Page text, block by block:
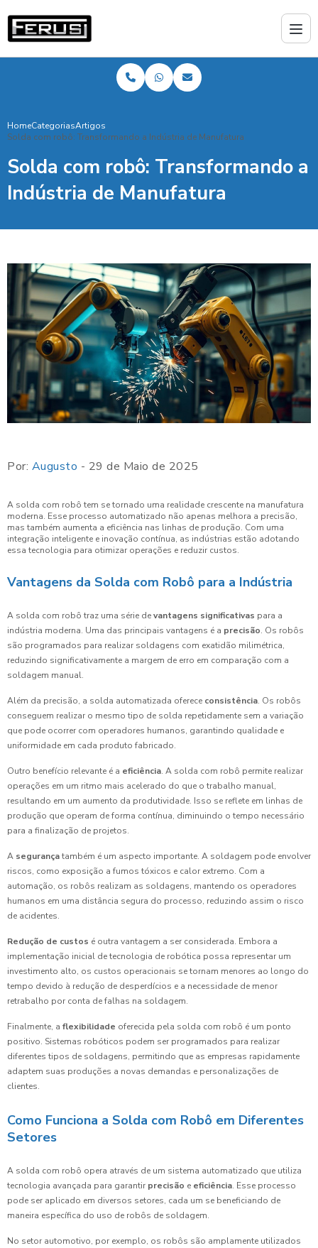
HomeCategoriasArtigos
Solda com robô: Transformando a Indústria de Manufatura
Solda com robô: Transformando a
Indústria de Manufatura
Por: Augusto - 29 de Maio de 2025
A solda com robô tem se tornado uma realidade crescente na manufatura
moderna. Esse processo automatizado não apenas melhora a precisão,
mas também aumenta a eficiência nas linhas de produção. Com uma
integração inteligente e inovação contínua, as indústrias estão adotando
essa tecnologia para otimizar operações e reduzir custos.
Vantagens da Solda com Robô para a Indústria
A solda com robô traz uma série devantagens significativas para a
indústria moderna. Uma das principais vantagens é a precisão. Os robôs
são programados para realizar soldagens com exatidão milimétrica,
reduzindo significativamente a margem de erro em comparação com a
soldagem manual.
Além da precisão, a solda automatizada oferece consistência. Os robôs
conseguem realizar o mesmo tipo de solda repetidamente sem a variação
que pode ocorrer com operadores humanos, garantindo qualidade e
uniformidade em cada produto fabricado.
Outro benefício relevante é a eficiência. A solda com robô permite realizar
operações em um ritmo mais acelerado do que o trabalho manual,
resultando em um aumento da produtividade. Isso se reflete em linhas de
produção que operam de forma contínua, diminuindo o tempo necessário
para a finalização de projetos.
A segurançatambém é um aspecto importante. A soldagem pode envolver
riscos, como exposição a fumos tóxicos e calor extremo. Com a
automação, os robôs realizam as soldagens, mantendo os operadores
humanos em uma distância segura do processo, reduzindo assim o risco
de acidentes.
Redução de custos é outra vantagem a ser considerada. Embora a
implementação inicial de tecnologia de robótica possa representar um
investimento alto, os custos operacionais se tornam menores ao longo do
tempo devido à redução de desperdícios e a necessidade de menor
retrabalho por conta de falhas na soldagem.
Finalmente, a flexibilidade oferecida pela solda com robô é um ponto
positivo. Sistemas robóticos podem ser programados para realizar
diferentes tipos de soldagens, permitindo que as empresas rapidamente
adaptem suas produções a novas demandas e personalizações de
clientes.
Como Funciona a Solda com Robô em Diferentes
Setores
A solda com robô opera através de um sistema automatizado que utiliza
tecnologia avançada para garantir precisão e eficiência. Esse processo
pode ser aplicado em diversos setores, cada um se beneficiando de
maneira específica do uso de robôs de soldagem.
No setor automotivo, por exemplo, os robôs são amplamente utilizados